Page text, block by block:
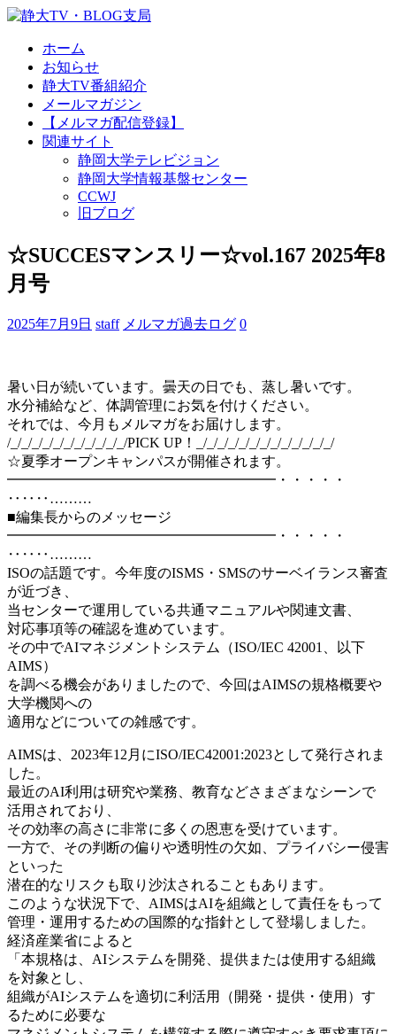
ホーム
お知らせ
静大TV番組紹介
メールマガジン
【メルマガ配信登録】
関連サイト
静岡大学テレビジョン
静岡大学情報基盤センター
CCWJ
旧ブログ
☆SUCCESマンスリー☆vol.167 2025年8
月号
2025年7月9日 staff メルマガ過去ログ 0
暑い日が続いています。曇天の日でも、蒸し暑いです。
水分補給など、体調管理にお気を付けください。
それでは、今月もメルマガをお届けします。
/_/_/_/_/_/_/_/_/_/_/_/PICK UP！_/_/_/_/_/_/_/_/_/_/_/_/_/
☆夏季オープンキャンパスが開催されます。
━━━━━━━━━━━━━━━━━━━・・・・・
‥‥‥………
■編集長からのメッセージ
━━━━━━━━━━━━━━━━━━━・・・・・
‥‥‥………
ISOの話題です。今年度のISMS・SMSのサーベイランス審査
が近づき、
当センターで運用している共通マニュアルや関連文書、
対応事項等の確認を進めています。
その中でAIマネジメントシステム（ISO/IEC 42001、以下
AIMS）
を調べる機会がありましたので、今回はAIMSの規格概要や
大学機関への
適用などについての雑感です。
AIMSは、2023年12月にISO/IEC42001:2023として発行されま
した。
最近のAI利用は研究や業務、教育などさまざまなシーンで
活用されており、
その効率の高さに非常に多くの恩恵を受けています。
一方で、その判断の偏りや透明性の欠如、プライバシー侵害
といった
潜在的なリスクも取り沙汰されることもあります。
このような状況下で、AIMSはAIを組織として責任をもって
管理・運用するための国際的な指針として登場しました。
経済産業省によると
「本規格は、AIシステムを開発、提供または使用する組織
を対象とし、
組織がAIシステムを適切に利活用（開発・提供・使用）す
るために必要な